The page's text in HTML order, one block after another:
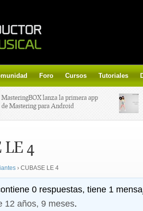
Foro Cursos Tutoriales
MasteringBOX lanza la primera app
de Mastering para Android
line gratis!
Korg lanza SDD-3000, el nuevo
pedal de delay.
Tutorial de CLA Effects, aprende a
LE 4
› CUBASE LE 4
0 respuestas, tiene 1
12 años, 9 meses.